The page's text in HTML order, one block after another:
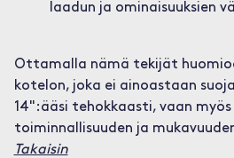
laadun ja ominaisuuksien
Ottamalla nämä tekijät
kotelon, joka ei ainoastaan
14":ääsi tehokkaasti, vaan
toiminnallisuuden ja
Takaisin